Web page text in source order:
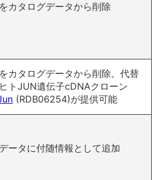
カタログデータから削除
カタログデータから削除。代替
トJUN遺伝子cDNAクローン
(RDB06254)が提供可能
ータに付随情報として追加